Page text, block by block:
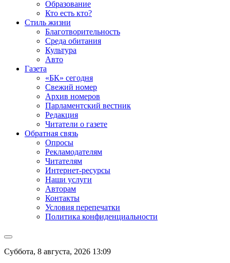
Образование
Кто есть кто?
Стиль жизни
Благотворительность
Среда обитания
Культура
Авто
Газета
«БК» сегодня
Свежий номер
Архив номеров
Парламентский вестник
Редакция
Читатели о газете
Обратная связь
Опросы
Рекламодателям
Читателям
Интернет-ресурсы
Наши услуги
Авторам
Контакты
Условия перепечатки
Политика конфиденциальности
Суббота, 8 августа, 2026 13:09